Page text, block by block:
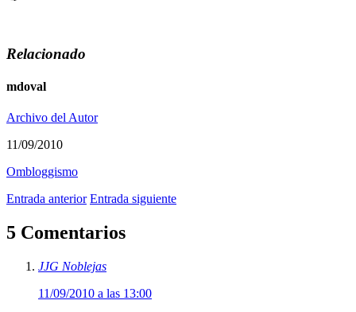
Relacionado
mdoval
Archivo del Autor
11/09/2010
Ombloggismo
Entrada anterior Entrada siguiente
5 Comentarios
JJG Noblejas
11/09/2010 a las 13:00